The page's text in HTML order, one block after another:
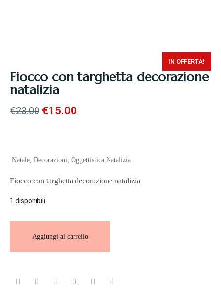
IN OFFERTA!
Fiocco con targhetta decorazione
natalizia
€23.00 €15.00
Natale, Decorazioni, Oggettistica Natalizia
Fiocco con targhetta decorazione natalizia
1 disponibili
Aggiungi al carrello